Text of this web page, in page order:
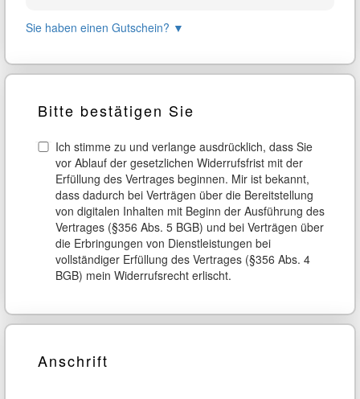
Sie haben einen Gutschein? ▼
Bitte bestätigen Sie
Ich stimme zu und verlange ausdrücklich, dass Sie
vor Ablauf der gesetzlichen Widerrufsfrist mit der
Erfüllung des Vertrages beginnen. Mir ist bekannt,
dass dadurch bei Verträgen über die Bereitstellung
von digitalen Inhalten mit Beginn der Ausführung des
Vertrages (§356 Abs. 5 BGB) und bei Verträgen über
die Erbringungen von Dienstleistungen bei
vollständiger Erfüllung des Vertrages (§356 Abs. 4
BGB) mein Widerrufsrecht erlischt.
Anschrift